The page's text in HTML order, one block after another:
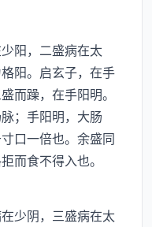
阳，二盛病在太
阳。启玄子，在手
而躁，在手阳明。
；手阳明，大肠
口一倍也。余盛同
而食不得入也。
少阴，三盛病在太